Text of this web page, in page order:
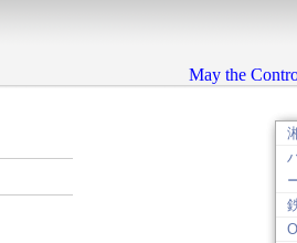
May the